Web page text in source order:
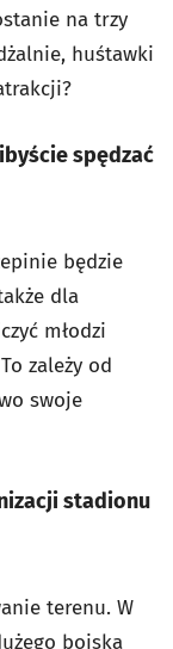
na trzy
huśtawki
spędzać
będzie
dla
młodzi
zależy od
swoje
stadionu
terenu. W
boiska